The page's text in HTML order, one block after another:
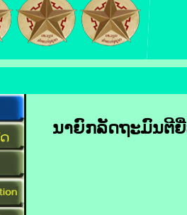
ນາຍົກລັດຖະມົນຕີ​